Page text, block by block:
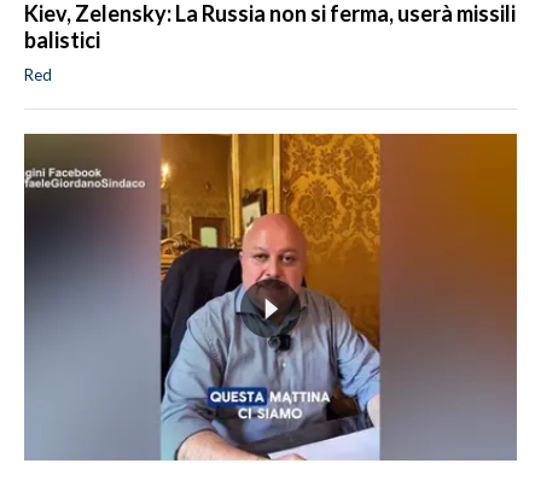
Kiev, Zelensky: La Russia non si ferma, userà missili
balistici
Red